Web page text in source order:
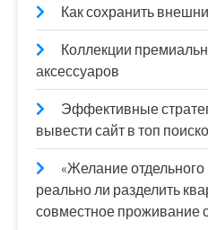
Как сохранить
Коллекции
аксессуаров
Эффективные
вывести сайт в топ
«Желание отдельного
реально ли разделить
совместное проживание